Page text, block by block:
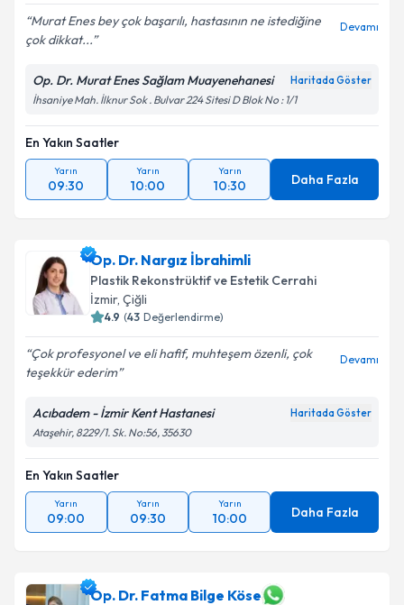
Kişisel verilerimin işlenmesine ilişkinAydınlatma
Metni
Murat Enes bey çok başarılı, hastasının ne istediğine
çok dikkat...
Devamı
Op. Dr. Murat Enes Sağlam Muayenehanesi Haritada Göster
İhsaniye Mah. İlknur Sok . Bulvar 224 Sitesi D Blok No : 1/1
En Yakın Saatler
Yarın
09:30
Yarın
10:00
Yarın
10:30 Daha Fazla
Op. Dr. Nargız İbrahimli
Plastik Rekonstrüktif ve Estetik Cerrahi
İzmir, Çiğli
4.9 (43 Değerlendirme)
Çok profesyonel ve eli hafif, muhteşem özenli, çok
teşekkür ederim
Devamı
Acıbadem - İzmir Kent Hastanesi Haritada Göster
Ataşehir, 8229/1. Sk. No:56, 35630
En Yakın Saatler
Yarın
09:00
Yarın
09:30
Yarın
10:00 Daha Fazla
Op. Dr. Fatma Bilge Köse